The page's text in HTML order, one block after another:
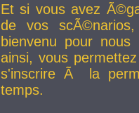
Et si vous avez
de vos
bienvenu pour
ainsi, vous
s'inscrire Ã la
temps.